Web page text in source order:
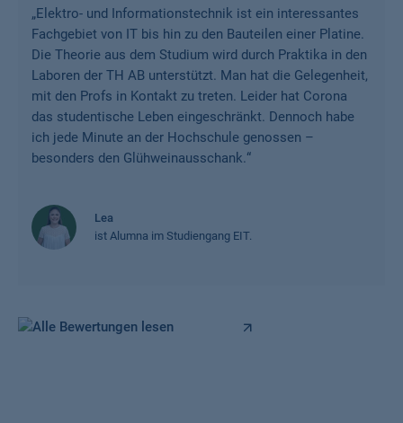
Lea
ist Alumna im Studiengang EIT.
„Elektro- und Informationstechnik ist ein interessantes
Fachgebiet von IT bis hin zu den Bauteilen einer Platine.
Die Theorie aus dem Studium wird durch Praktika in den
Laboren der TH AB unterstützt. Man hat die Gelegenheit,
mit den Profs in Kontakt zu treten. Leider hat Corona
das studentische Leben eingeschränkt. Dennoch habe
ich jede Minute an der Hochschule genossen –
besonders den Glühweinausschank.“